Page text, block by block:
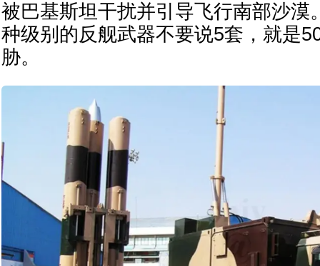
被巴基斯坦干扰并引导飞行南部沙漠
种级别的反舰武器不要说5套，就是
胁。